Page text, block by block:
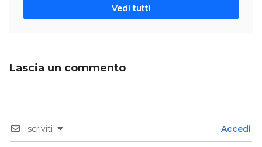
Vedi tutti
Lascia un commento
Iscriviti Accedi